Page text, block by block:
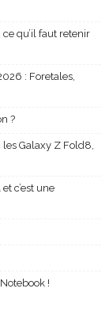
qu’il faut retenir
: Foretales,
?
Galaxy Z Fold8,
c’est une
!